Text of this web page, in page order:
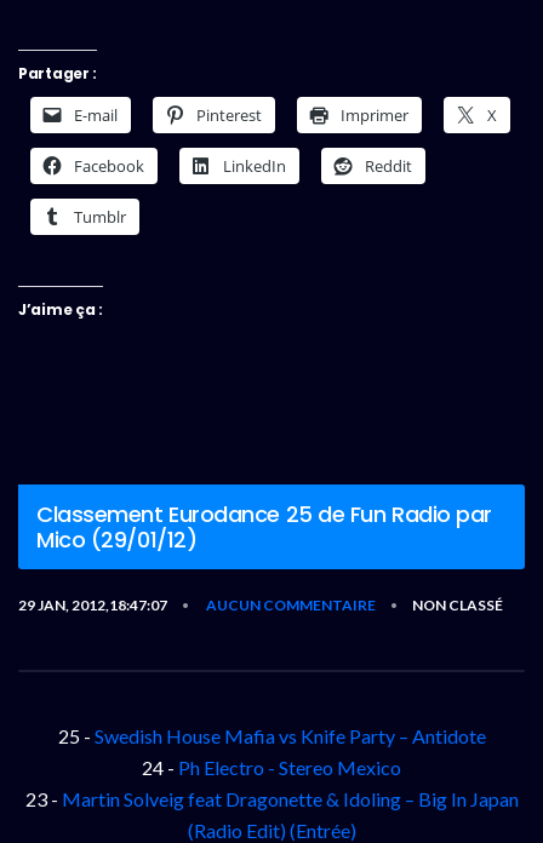
Partager :
E-mail Pinterest Imprimer X
Facebook LinkedIn Reddit
Tumblr
J’aime ça :
Classement Eurodance 25 de Fun Radio par
Mico (29/01/12)
29 JAN, 2012,18:47:07 • AUCUN COMMENTAIRE • NON CLASSÉ
25 - Swedish House Mafia vs Knife Party – Antidote
24 - Ph Electro - Stereo Mexico
23 - Martin Solveig feat Dragonette & Idoling – Big In Japan
(Radio Edit) (Entrée)